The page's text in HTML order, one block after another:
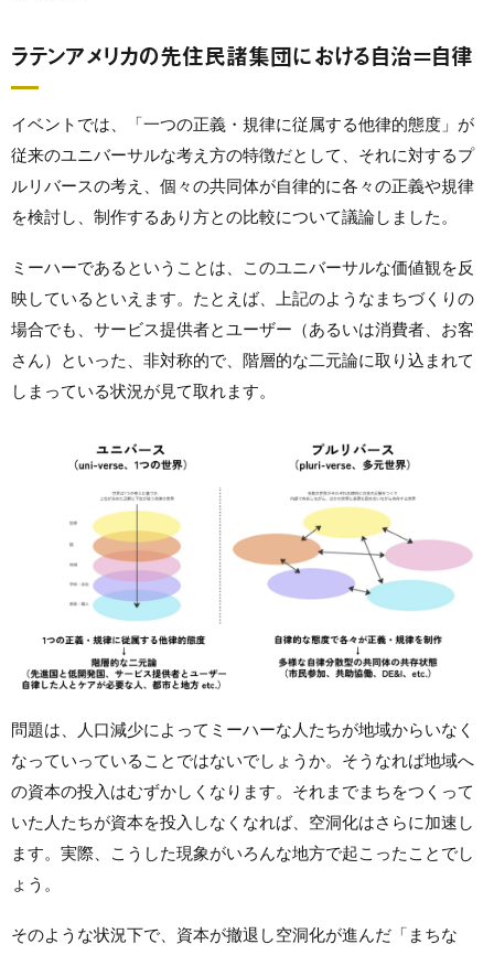
ラテンアメリカの先住民諸集団における自治＝自律
イベントでは、「一つの正義・規律に従属する他律的態度」が
従来のユニバーサルな考え方の特徴だとして、それに対するプ
ルリバースの考え、個々の共同体が自律的に各々の正義や規律
を検討し、制作するあり方との比較について議論しました。
ミーハーであるということは、このユニバーサルな価値観を反
映しているといえます。たとえば、上記のようなまちづくりの
場合でも、サービス提供者とユーザー（あるいは消費者、お客
さん）といった、非対称的で、階層的な二元論に取り込まれて
しまっている状況が見て取れます。
問題は、人口減少によってミーハーな人たちが地域からいなく
なっていっていることではないでしょうか。そうなれば地域へ
の資本の投入はむずかしくなります。それまでまちをつくって
いた人たちが資本を投入しなくなれば、空洞化はさらに加速し
ます。実際、こうした現象がいろんな地方で起こったことでし
ょう。
そのような状況下で、資本が撤退し空洞化が進んだ「まちな